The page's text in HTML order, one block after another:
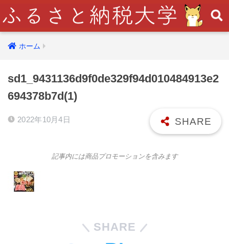
ホーム
sd1_9431136d9f0de329f94d010484913e2
694378b7d(1)
2022年10月4日
記事内には商品プロモーションを含みます
SHARE